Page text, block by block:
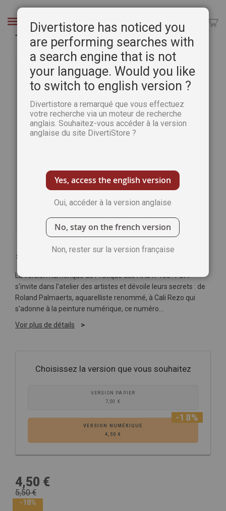
Chercher
Téléchargement de Pratique des Arts n°108
Passer
galerie
d’images
Soyez le premier à commenter ce produit
La version numérique de Pratique des Arts n°108 : PDA
s'invite dans l'atelier des artistes et dévoile leurs secrets : de
Roland Palmaerts, aquarelliste renommé, à Cali Rezo qui
s'adonne à la peinture numérique, ce numéro…
Voir plus de détails
Choisissez la version que vous souhaitez
VERSION PAPIER
7,50 €
VERSION NUMÉRIQUE
4,50 €
-18%
4,50 €
5,50 €
-18%
Divertistore has noticed you
are performing searches with
a search engine that is not
your language. Would you like
to switch to english version ?
Divertistore a remarqué que vous effectuez
votre recherche via un moteur de recherche
anglais. Souhaitez-vous accéder à la version
anglaise du site DivertiStore ?
Yes, access the english version
Oui, accéder à la version anglaise
No, stay on the french version
Non, rester sur la version française